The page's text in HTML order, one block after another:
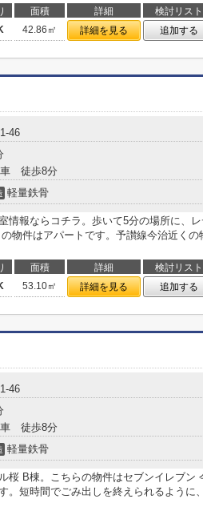
面積 詳細
検討リスト
42.86㎡ 詳細を見る 追加する
46
車 徒歩8分
軽量鉄骨
情報ならコチラ。歩いて5分の場所に、
物件はアパートです。予讃線今治近くの
面積 詳細
検討リスト
53.10㎡ 詳細を見る 追加する
46
車 徒歩8分
軽量鉄骨
桜 B棟。こちらの物件はセブンイレブン
。短時間でごみ出しを終えられるように